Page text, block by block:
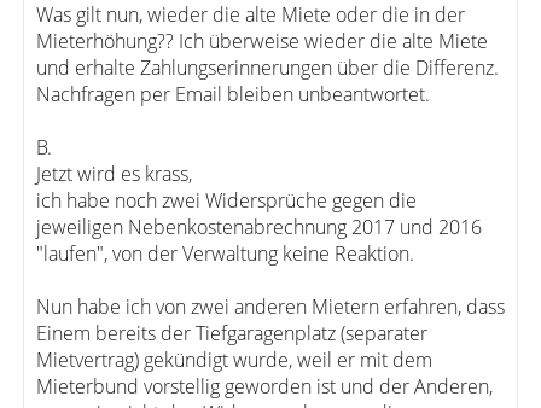
Was gilt nun, wieder die alte Miete oder die in der
Mieterhöhung?? Ich überweise wieder die alte Miete
und erhalte Zahlungserinnerungen über die Differenz.
Nachfragen per Email bleiben unbeantwortet.
B.
Jetzt wird es krass,
ich habe noch zwei Widersprüche gegen die
jeweiligen Nebenkostenabrechnung 2017 und 2016
"laufen", von der Verwaltung keine Reaktion.
Nun habe ich von zwei anderen Mietern erfahren, dass
Einem bereits der Tiefgaragenplatz (separater
Mietvertrag) gekündigt wurde, weil er mit dem
Mieterbund vorstellig geworden ist und der Anderen,